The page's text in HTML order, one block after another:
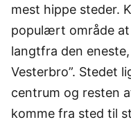
mest hippe steder.
populært område
langtfra den
Vesterbro”. Stedet
centrum og resten
komme fra sted til